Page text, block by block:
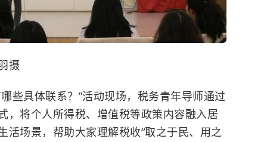
摄
哪些具体联系？”活动现场，税务青年导师通过
，将个人所得税、增值税等政策内容融入居
活场景，帮助大家理解税收“取之于民、用之